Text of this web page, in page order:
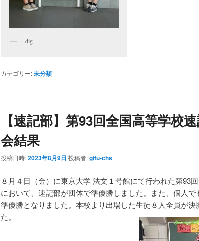
dig
カテゴリー:未分類
【速記部】第93回全国高等学校
会結果
投稿日時:2023年8月9日 投稿者:gifu-chs
８月４日（金）に東京大学 法文１号館にて行われた第93
において、速記部が団体で準優勝しました。また、個人
準優勝となりました。本校より出場した生徒８人全員が決
た。